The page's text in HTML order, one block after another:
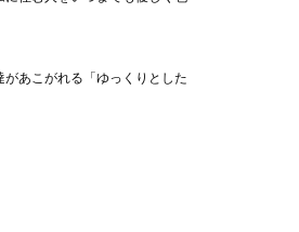
あこがれる「ゆっくりとした